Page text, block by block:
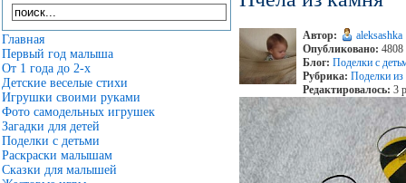
Главная
Первый год малыша
От 1 года до 2-х
Детские веселые стихи
Игрушки своими руками
Фото самодельных игрушек
Загадки для детей
Поделки с детьми
Раскраски малышам
Сказки для малышей
Автор:
aleksashka
Опубликовано: 4808
Блог: Поделки с
Рубрика: Поделки из
Редактировалось: 3